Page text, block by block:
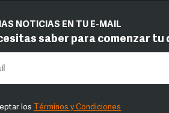
NOTICIAS EN TU E-MAIL
saber para comenzar tu
los Términos y Condiciones